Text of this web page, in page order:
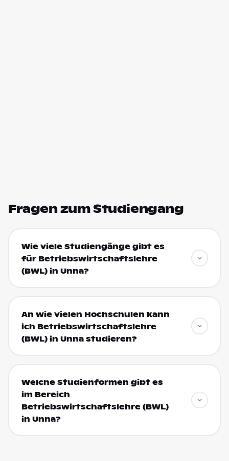
Fragen zum Studiengang
Wie viele Studiengänge gibt es
für Betriebswirtschaftslehre
(BWL) in Unna?
An wie vielen Hochschulen kann
ich Betriebswirtschaftslehre
(BWL) in Unna studieren?
Welche Studienformen gibt es
im Bereich
Betriebswirtschaftslehre (BWL)
in Unna?